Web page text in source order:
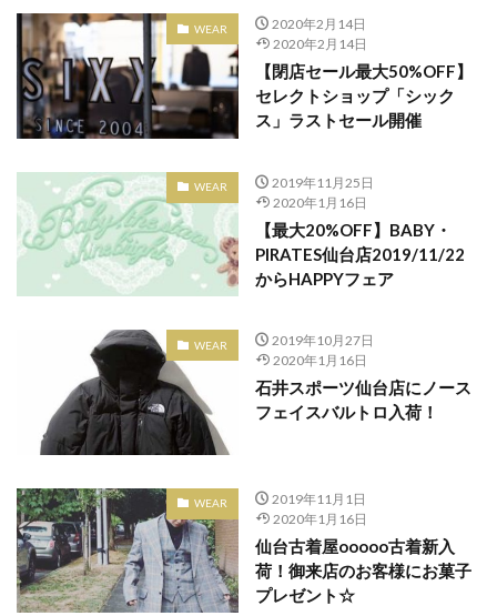
WEAR
2020年2月14日
2020年2月14日
【閉店セール最大50%OFF】
セレクトショップ「シック
ス」ラストセール開催
WEAR
2019年11月25日
2020年1月16日
【最大20%OFF】BABY・
PIRATES仙台店2019/11/22
からHAPPYフェア
WEAR
2019年10月27日
2020年1月16日
石井スポーツ仙台店にノース
フェイスバルトロ入荷！
WEAR
2019年11月1日
2020年1月16日
仙台古着屋ooooo古着新入
荷！御来店のお客様にお菓子
プレゼント☆
天気の子
天然石 天珠 姉妹店
宮城県出身
家具 小説 天気の子
岩井俊二
島田周彦
帽子屋Souhait 広瀬すず
広瀬学院
店舗移転
庵野秀明 復興支援
感謝祭
文具
新メンバー募集 新作 新入荷
新店舗
新成人 新海誠監督
日本国内限定
日本最大級の旅イベント
日本極東貿易
日本電産サンキョー
日立システムズホール仙台
最大50%OFF
期間限定
期間限定HTBオフィシャルショップ
杜王町
東京2020オリンピック
東京2020大会オフィシャルショップ仙台店
東映アニメーション
松たか子
森七菜
横浜流星
水曜どうでしょう
水曜どうでしょう第29弾原付日本列島制覇
水着
江戸切子
池森秀一 深田恭子
渡辺直美